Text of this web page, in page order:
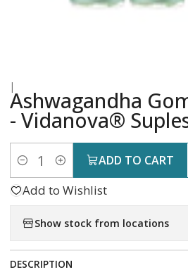
|
Ashwagandha
- Vidanova®
Quantity ADD TO CART
Add to Wishlist
Show stock from locations
DESCRIPTION